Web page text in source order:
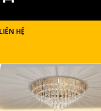
LIÊN HỆ